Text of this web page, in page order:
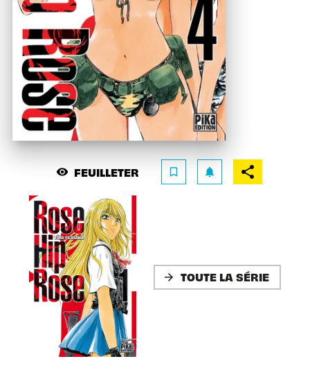
visibility FEUILLETER bookmark_border notifications
arrow_forward TOUTE LA SÉRIE